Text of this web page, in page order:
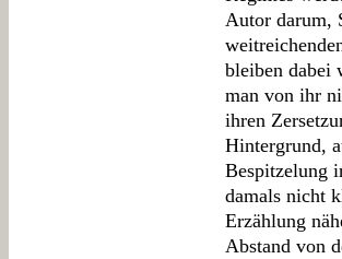
Autor darum,
bleiben dabei
man von ihr
ihren
Hintergrund,
Bespitzelung
damals nicht
Erzählung
Abstand von